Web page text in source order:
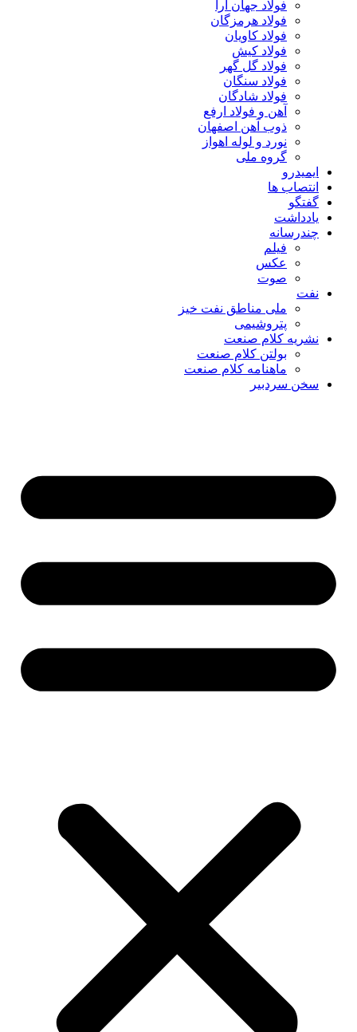
فولاد جهان آرا
فولاد هرمزگان
فولاد کاویان
فولاد کیش
فولاد گل گهر
فولاد سنگان
فولاد شادگان
آهن و فولاد ارفع
ذوب آهن اصفهان
نورد و لوله اهواز
گروه ملی
ایمیدرو
انتصاب ها
گفتگو
یادداشت
چندرسانه
فیلم
عکس
صوت
نفت
ملی مناطق نفت خیز
پتروشیمی
نشریه کلام صنعت
بولتن کلام صنعت
ماهنامه کلام صنعت
سخن سردبیر